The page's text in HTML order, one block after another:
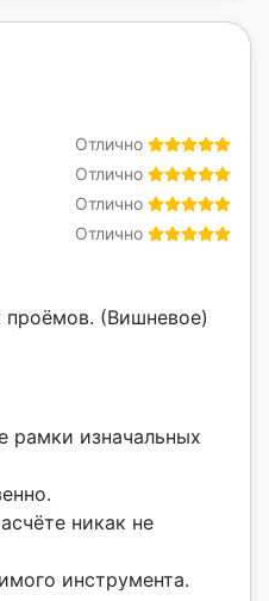
Отлично
Отлично
Отлично
Отлично
(Вишневое)
рамки изначальных
никак не
инструмента.